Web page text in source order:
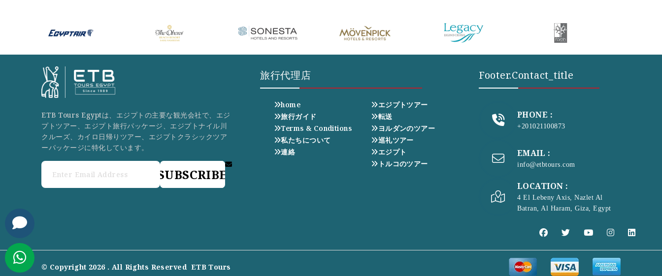
ETB Tours Egyptは、エジプトの主要な観光会社で、エジ
プトツアー、エジプト旅行パッケージ、エジプトナイル川
クルーズ、カイロ日帰りツアー、エジプトクラシックツア
ーパッケージに特化しています。
SUBSCRIBE
旅行代理店
home
旅行ガイド
Terms & Conditions
私たちについて
連絡
エジプトツアー
転送
ヨルダンのツアー
巡礼ツアー
エジプト
トルコのツアー
Footer.contact_title
PHONE :
+201021100873
EMAIL :
info@etbtours.com
LOCATION :
4 El Lebeny Axis, Nazlet Al
Batran, Al Haram, Giza, Egypt
© Copyright 2026 . All Rights Reserved ETB Tours